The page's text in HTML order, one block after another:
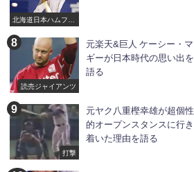
北海道日本ハムファ
読売ジャイアンツ
元楽天&巨人 ケーシー・マ
ギーが日本時代の思い出を
語る
打撃
元ヤク八重樫幸雄が超個性
的オープンスタンスに行き
着いた理由を語る